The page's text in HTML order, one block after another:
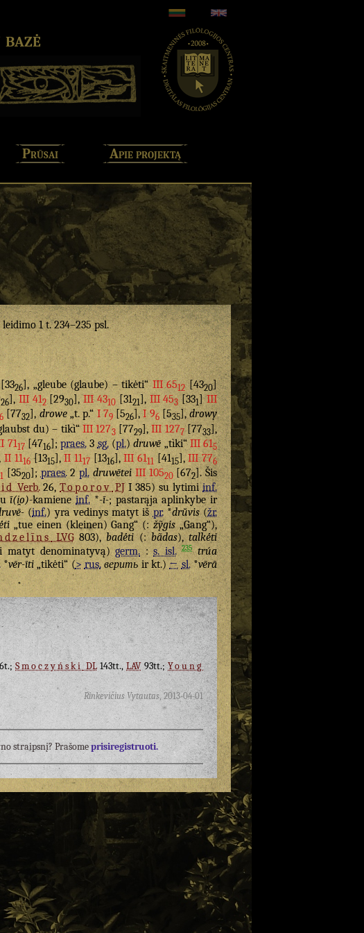
Prūsai Apie projektą
leidimo 1 t. 234–235 psl.
26], „gleube (glaube) – tikėti“III 6512[4320]
26],III 412[2930],III 4310 [3121],III 453 [331]III
6 [7732],drowe„t. p.“I 79[526],I 96[535],drowy
du) – tikì“III 1273[7729],III 1277[7733],
7117[4716];praes. 3sg.(pl.)druwē„tìki“III 615
II 1116[1315],II 1117[1316],III 6111 [4115],III 776
1[3520];praes.2pl. druwētei III 10520[672]. Šis
Verb.26,ToporovPJI 385) su lytimiinf.
ī(i̯o)-kamieneinf.*-ī-; pastarąja aplinkybe ir
(inf.) yra vedinys matyt išpr.*drū̆vis(žr.
„tue einen (kleinen) Gang“ (:žỹgis„Gang“),
LVG803),badė́ti(:bãdas),talkė́ti
denominatyvą)germ.:s. isl. 235
trúa
*vēr-īti„tikėti“ (> rus. веритьir kt.)← sl.*vērā
SmoczyńskiDL143tt.,LAV93tt.;Young
Rinkevičius Vytautas 2013-04-01
straipsnį? Prašomeprisiregistruoti.